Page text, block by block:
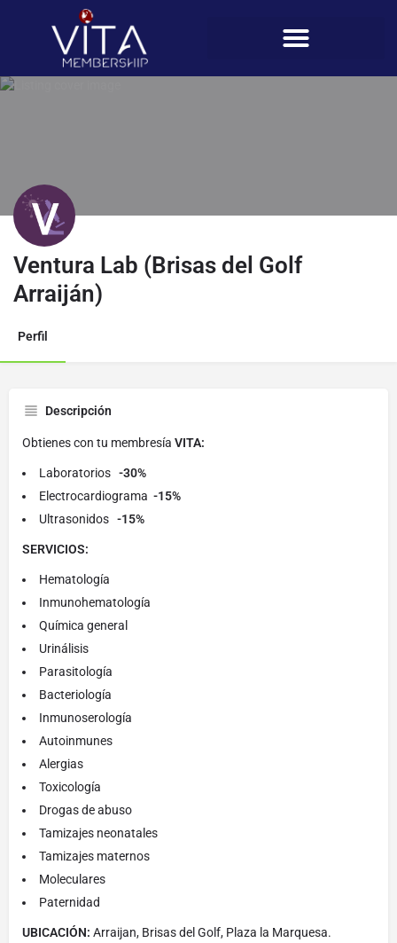
Ventura Lab (Brisas del Golf
Arraiján)
Perfil
Descripción
Obtienes con tu membresía VITA:
Laboratorios -30%
Electrocardiograma -15%
Ultrasonidos -15%
SERVICIOS:
Hematología
Inmunohematología
Química general
Urinálisis
Parasitología
Bacteriología
Inmunoserología
Autoinmunes
Alergias
Toxicología
Drogas de abuso
Tamizajes neonatales
Tamizajes maternos
Moleculares
Paternidad
UBICACIÓN: Arraijan, Brisas del Golf, Plaza la Marquesa.